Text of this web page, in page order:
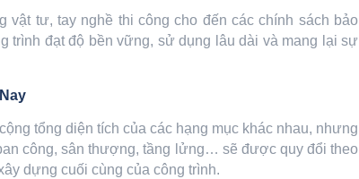
tư, tay nghề thi công cho đến các chính sách bảo
trình đạt độ bền vững, sử dụng lâu dài và mang lại sự
tổng diện tích của các hạng mục khác nhau, nhưng
công, sân thượng, tầng lửng… sẽ được quy đổi theo
dựng cuối cùng của công trình.